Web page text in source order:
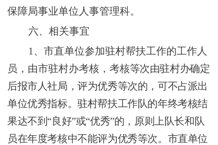
保障局事业单位人事管理科。
六、相关事宜
1、 市直单位参加驻村帮扶工作的工作人
员，由市驻村办考核，考核等次由驻村办确定
后报市人社局，评为优秀等次的，可不占派出
单位优秀指标。驻村帮扶工作队的年终考核结
果达不到 “良好”或“优秀”的，原则上队长和队
员在年度考核中不能评为优秀等次。市直单位